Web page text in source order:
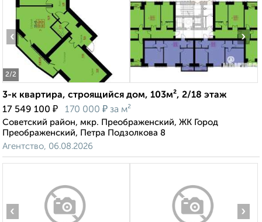
2/2
‹ ›
3-к квартира, строящийся дом, 103м², 2/18 этаж
17 549 100 ₽ 170 000 ₽ за м²
Советский район, мкр. Преображенский, ЖК Город
Преображенский, Петра Подзолкова 8
Агентство, 06.08.2026
‹ ›